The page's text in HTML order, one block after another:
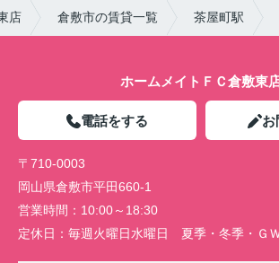
店 倉敷市の賃貸一覧 茶屋町駅
ホームメイトＦＣ倉敷東
電話をする お
〒710-0003
岡山県倉敷市平田660-1
営業時間： 10:00～18:30
定休日： 毎週火曜日水曜日 夏季・冬季・Ｇ